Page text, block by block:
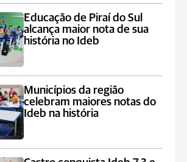
Educação de Piraí do Sul
alcança maior nota de sua
história no Ideb
Municípios da região
celebram maiores notas do
Ideb na história